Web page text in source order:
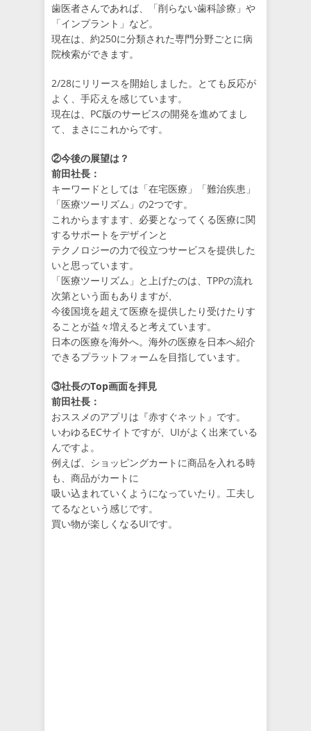
歯医者さんであれば、「削らない歯科診療」や
「インプラント」など。
現在は、約250に分類された専門分野ごとに病
院検索ができます。
2/28にリリースを開始しました。とても反応が
よく、手応えを感じています。
現在は、PC版のサービスの開発を進めてまし
て、まさにこれからです。
②今後の展望は？
前田社長：
キーワードとしては「在宅医療」「難治疾患」
「医療ツーリズム」の2つです。
これからますます、必要となってくる医療に関
するサポートをデザインと
テクノロジーの力で役立つサービスを提供した
いと思っています。
「医療ツーリズム」と上げたのは、TPPの流れ
次第という面もありますが、
今後国境を超えて医療を提供したり受けたりす
ることが益々増えると考えています。
日本の医療を海外へ。海外の医療を日本へ紹介
できるプラットフォームを目指しています。
③社長のTop画面を拝見
前田社長：
おススメのアプリは『赤すぐネット』です。
いわゆるECサイトですが、UIがよく出来ている
んですよ。
例えば、ショッピングカートに商品を入れる時
も、商品がカートに
吸い込まれていくようになっていたり。工夫し
てるなという感じです。
買い物が楽しくなるUIです。